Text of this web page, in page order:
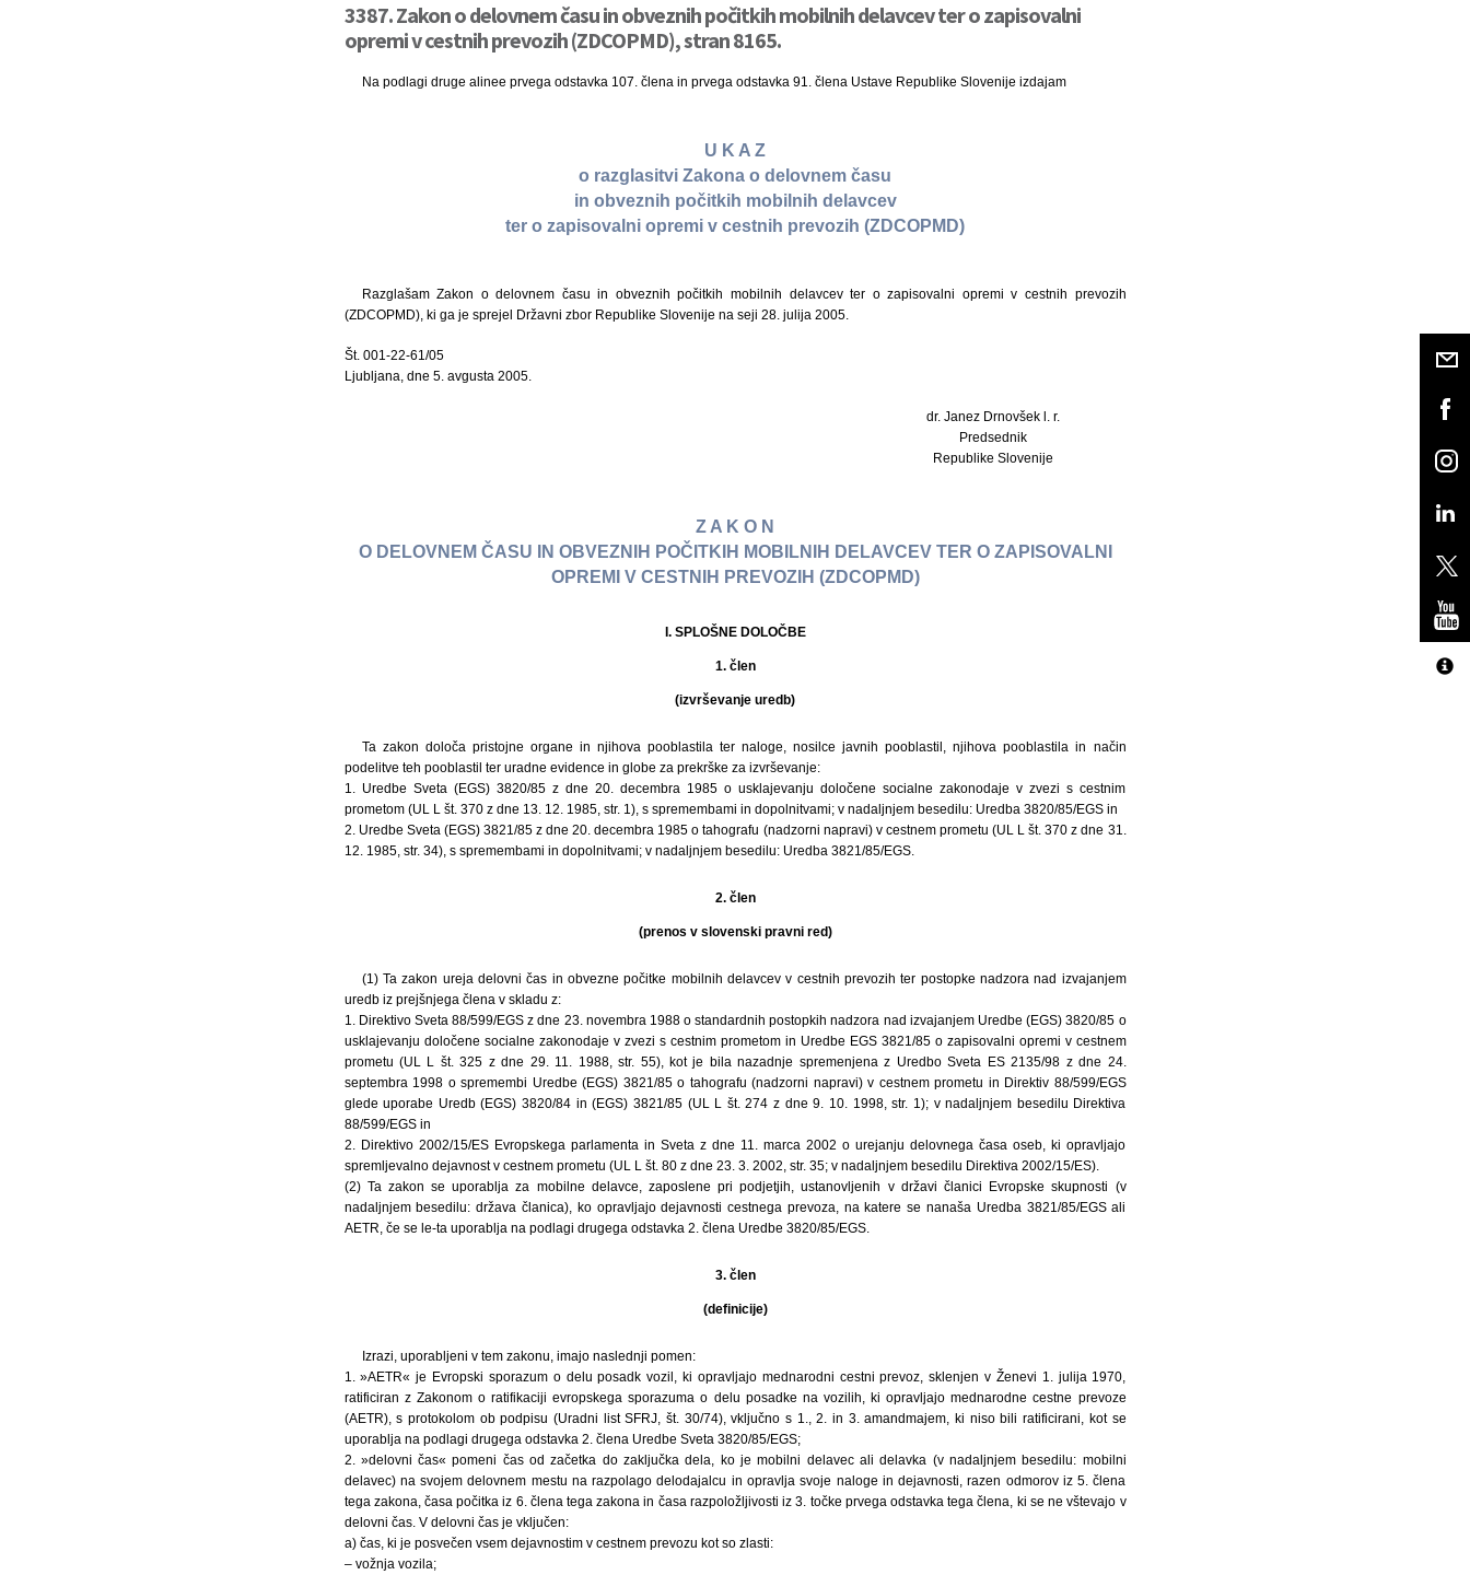
3387. Zakon o delovnem času in obveznih počitkih mobilnih delavcev ter o zapisovalni
opremi v cestnih prevozih (ZDCOPMD), stran 8165.
Na podlagi druge alinee prvega odstavka 107. člena in prvega odstavka 91. člena Ustave Republike Slovenije izdajam
U K A Z
o razglasitvi Zakona o delovnem času
in obveznih počitkih mobilnih delavcev
ter o zapisovalni opremi v cestnih prevozih (ZDCOPMD)
Razglašam Zakon o delovnem času in obveznih počitkih mobilnih delavcev ter o zapisovalni opremi v cestnih prevozih
(ZDCOPMD), ki ga je sprejel Državni zbor Republike Slovenije na seji 28. julija 2005.
Št. 001-22-61/05
Ljubljana, dne 5. avgusta 2005.
dr. Janez Drnovšek l. r.
Predsednik
Republike Slovenije
Z A K O N
O DELOVNEM ČASU IN OBVEZNIH POČITKIH MOBILNIH DELAVCEV TER O ZAPISOVALNI
OPREMI V CESTNIH PREVOZIH (ZDCOPMD)
I. SPLOŠNE DOLOČBE
1. člen
(izvrševanje uredb)
Ta zakon določa pristojne organe in njihova pooblastila ter naloge, nosilce javnih pooblastil, njihova pooblastila in način
podelitve teh pooblastil ter uradne evidence in globe za prekrške za izvrševanje:
1. Uredbe Sveta (EGS) 3820/85 z dne 20. decembra 1985 o usklajevanju določene socialne zakonodaje v zvezi s cestnim
prometom (UL L št. 370 z dne 13. 12. 1985, str. 1), s spremembami in dopolnitvami; v nadaljnjem besedilu: Uredba 3820/85/EGS in
2. Uredbe Sveta (EGS) 3821/85 z dne 20. decembra 1985 o tahografu (nadzorni napravi) v cestnem prometu (UL L št. 370 z dne 31.
12. 1985, str. 34), s spremembami in dopolnitvami; v nadaljnjem besedilu: Uredba 3821/85/EGS.
2. člen
(prenos v slovenski pravni red)
(1) Ta zakon ureja delovni čas in obvezne počitke mobilnih delavcev v cestnih prevozih ter postopke nadzora nad izvajanjem
uredb iz prejšnjega člena v skladu z:
1. Direktivo Sveta 88/599/EGS z dne 23. novembra 1988 o standardnih postopkih nadzora nad izvajanjem Uredbe (EGS) 3820/85 o
usklajevanju določene socialne zakonodaje v zvezi s cestnim prometom in Uredbe EGS 3821/85 o zapisovalni opremi v cestnem
prometu (UL L št. 325 z dne 29. 11. 1988, str. 55), kot je bila nazadnje spremenjena z Uredbo Sveta ES 2135/98 z dne 24.
septembra 1998 o spremembi Uredbe (EGS) 3821/85 o tahografu (nadzorni napravi) v cestnem prometu in Direktiv 88/599/EGS
glede uporabe Uredb (EGS) 3820/84 in (EGS) 3821/85 (UL L št. 274 z dne 9. 10. 1998, str. 1); v nadaljnjem besedilu Direktiva
88/599/EGS in
2. Direktivo 2002/15/ES Evropskega parlamenta in Sveta z dne 11. marca 2002 o urejanju delovnega časa oseb, ki opravljajo
spremljevalno dejavnost v cestnem prometu (UL L št. 80 z dne 23. 3. 2002, str. 35; v nadaljnjem besedilu Direktiva 2002/15/ES).
(2) Ta zakon se uporablja za mobilne delavce, zaposlene pri podjetjih, ustanovljenih v državi članici Evropske skupnosti (v
nadaljnjem besedilu: država članica), ko opravljajo dejavnosti cestnega prevoza, na katere se nanaša Uredba 3821/85/EGS ali
AETR, če se le-ta uporablja na podlagi drugega odstavka 2. člena Uredbe 3820/85/EGS.
3. člen
(definicije)
Izrazi, uporabljeni v tem zakonu, imajo naslednji pomen:
1. »AETR« je Evropski sporazum o delu posadk vozil, ki opravljajo mednarodni cestni prevoz, sklenjen v Ženevi 1. julija 1970,
ratificiran z Zakonom o ratifikaciji evropskega sporazuma o delu posadke na vozilih, ki opravljajo mednarodne cestne prevoze
(AETR), s protokolom ob podpisu (Uradni list SFRJ, št. 30/74), vključno s 1., 2. in 3. amandmajem, ki niso bili ratificirani, kot se
uporablja na podlagi drugega odstavka 2. člena Uredbe Sveta 3820/85/EGS;
2. »delovni čas« pomeni čas od začetka do zaključka dela, ko je mobilni delavec ali delavka (v nadaljnjem besedilu: mobilni
delavec) na svojem delovnem mestu na razpolago delodajalcu in opravlja svoje naloge in dejavnosti, razen odmorov iz 5. člena
tega zakona, časa počitka iz 6. člena tega zakona in časa razpoložljivosti iz 3. točke prvega odstavka tega člena, ki se ne vštevajo v
delovni čas. V delovni čas je vključen:
a) čas, ki je posvečen vsem dejavnostim v cestnem prevozu kot so zlasti:
– vožnja vozila;